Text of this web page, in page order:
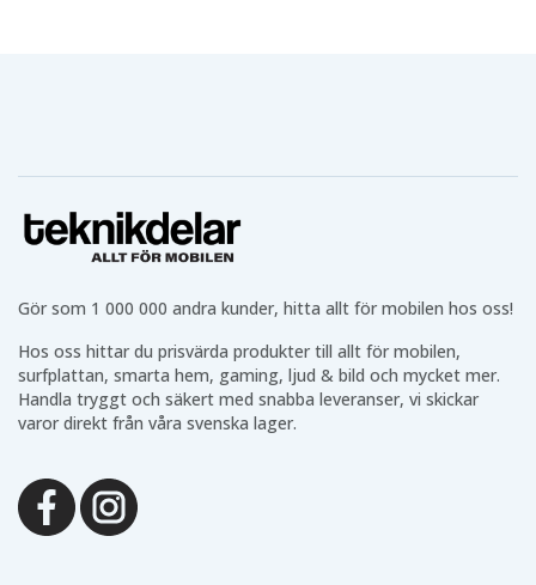
Gör som 1 000 000 andra kunder, hitta allt för mobilen hos oss!
Hos oss hittar du prisvärda produkter till allt för mobilen,
surfplattan, smarta hem, gaming, ljud & bild och mycket mer.
Handla tryggt och säkert med snabba leveranser, vi skickar
varor direkt från våra svenska lager.